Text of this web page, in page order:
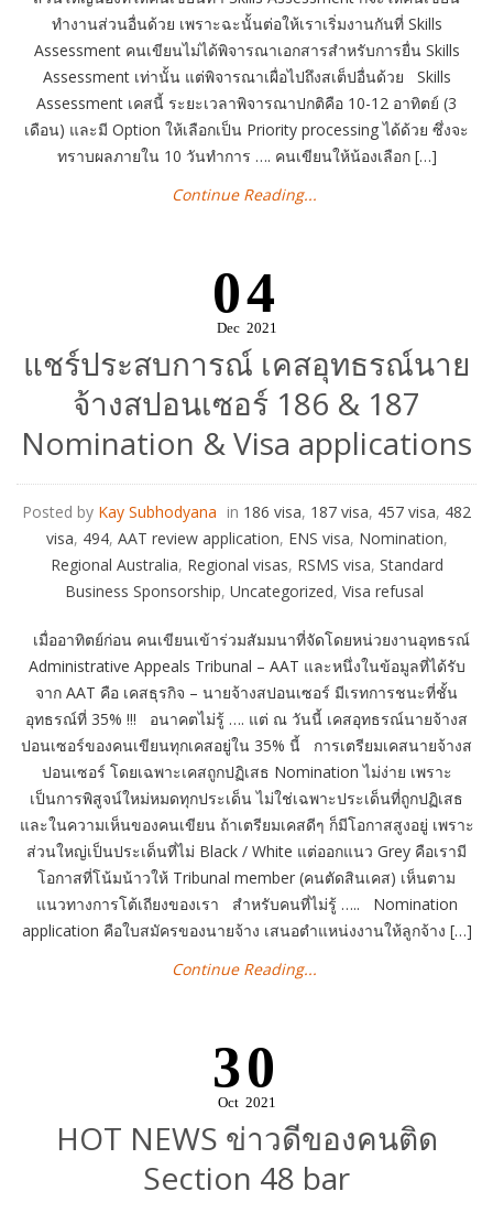
ทำงานส่วนอื่นด้วย เพราะฉะนั้นต่อให้เราเริ่มงานกันที่ Skills
Assessment คนเขียนไม่ได้พิจารณาเอกสารสำหรับการยื่น Skills
Assessment เท่านั้น แต่พิจารณาเผื่อไปถึงสเต็ปอื่นด้วย Skills
Assessment เคสนี้ ระยะเวลาพิจารณาปกติคือ 10-12 อาทิตย์ (3
เดือน) และมี Option ให้เลือกเป็น Priority processing ได้ด้วย ซึ่งจะ
ทราบผลภายใน 10 วันทำการ …. คนเขียนให้น้องเลือก […]
Continue Reading...
04
Dec 2021
แชร์ประสบการณ์ เคสอุทธรณ์นาย
จ้างสปอนเซอร์ 186 & 187
Nomination & Visa applications
Posted by Kay Subhodyana in 186 visa, 187 visa, 457 visa, 482
visa, 494, AAT review application, ENS visa, Nomination,
Regional Australia, Regional visas, RSMS visa, Standard
Business Sponsorship, Uncategorized, Visa refusal
เมื่ออาทิตย์ก่อน คนเขียนเข้าร่วมสัมมนาที่จัดโดยหน่วยงานอุทธรณ์
Administrative Appeals Tribunal – AAT และหนึ่งในข้อมูลที่ได้รับ
จาก AAT คือ เคสธุรกิจ – นายจ้างสปอนเซอร์ มีเรทการชนะที่ชั้น
อุทธรณ์ที่ 35% !!! อนาคตไม่รู้ …. แต่ ณ วันนี้ เคสอุทธรณ์นายจ้างส
ปอนเซอร์ของคนเขียนทุกเคสอยู่ใน 35% นี้ การเตรียมเคสนายจ้างส
ปอนเซอร์ โดยเฉพาะเคสถูกปฏิเสธ Nomination ไม่ง่าย เพราะ
เป็นการพิสูจน์ใหม่หมดทุกประเด็น ไม่ใช่เฉพาะประเด็นที่ถูกปฏิเสธ
และในความเห็นของคนเขียน ถ้าเตรียมเคสดีๆ ก็มีโอกาสสูงอยู่ เพราะ
ส่วนใหญ่เป็นประเด็นที่ไม่ Black / White แต่ออกแนว Grey คือเรามี
โอกาสที่โน้มน้าวให้ Tribunal member (คนตัดสินเคส) เห็นตาม
แนวทางการโต้เถียงของเรา สำหรับคนที่ไม่รู้ ….. Nomination
application คือใบสมัครของนายจ้าง เสนอตำแหน่งงานให้ลูกจ้าง […]
Continue Reading...
30
Oct 2021
HOT NEWS ข่าวดีของคนติด
Section 48 bar